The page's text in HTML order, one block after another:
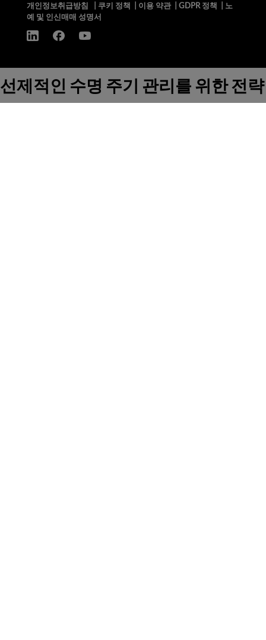
개인정보취급방침
쿠키 정책 이용 약관| GDPR 정책
노
예 및 인신매매 성명서
선제적인 수명 주기 관리를 위한 전략